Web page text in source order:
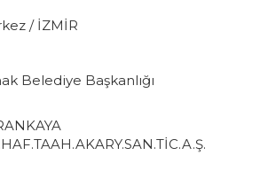
/ İZMİR
Belediye Başkanlığı